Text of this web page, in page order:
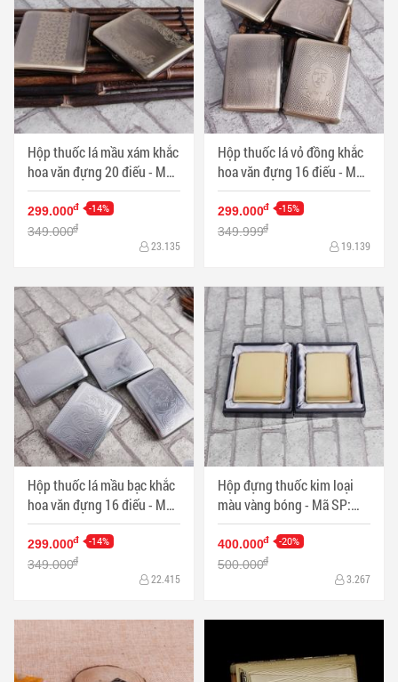
Hộp thuốc lá mầu xám khắc
hoa văn đựng 20 điếu - Mã
SP: HTL0033
299.000đ -14%
349.000đ
23.135
Hộp thuốc lá vỏ đồng khắc
hoa văn đựng 16 điếu - Mã
SP: HTL0032
299.000đ -15%
349.999đ
19.139
Hộp thuốc lá mầu bạc khắc
hoa văn đựng 16 điếu - Mã
SP: HTL0031
299.000đ -14%
349.000đ
22.415
Hộp đựng thuốc kim loại
màu vàng bóng - Mã SP:
HTL0023V
400.000đ -20%
500.000đ
3.267